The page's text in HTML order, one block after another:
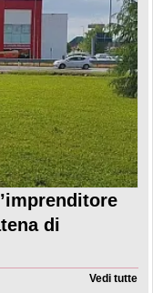
di
Vedi tutte